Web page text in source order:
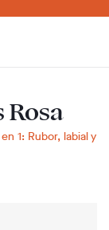
Rosa
1: Rubor, labial y